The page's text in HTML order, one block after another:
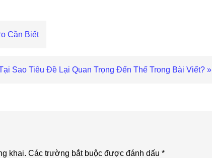
Cần Biết
Sao Tiêu Đề Lại Quan Trọng Đến Thế Trong Bài Viết? »
khai. Các trường bắt buộc được đánh dấu *